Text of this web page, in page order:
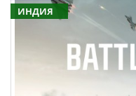
ИНДИЯ